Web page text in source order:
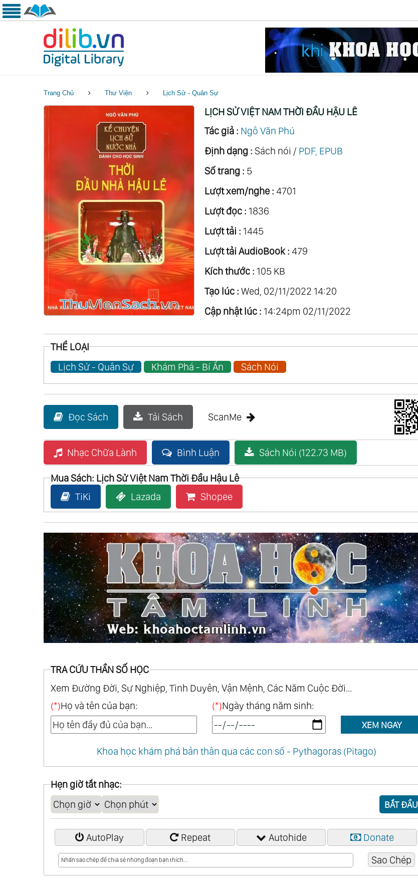
Trang Chủ Thư Viện Lịch Sử - Quân Sự
LỊCH SỬ VIỆT NAM THỜI ĐẦU HẬU LÊ
Tác giả : Ngô Văn Phú
Định dạng : Sách nói / PDF, EPUB
Số trang : 5
Lượt xem/nghe : 4701
Lượt đọc : 1836
Lượt tải : 1445
Lượt tải AudioBook : 479
Kích thước : 105 KB
Tạo lúc : Wed, 02/11/2022 14:20
Cập nhật lúc : 14:24pm 02/11/2022
THỂ LOẠI
Lịch Sử - Quân Sự
Khám Phá - Bí Ẩn Sách Nói
Đọc Sách Tải Sách ScanMe
Nhạc Chữa Lành Bình Luận Sách Nói (122.73 MB)
Mua Sách: Lịch Sử Việt Nam Thời Đầu Hậu Lê
TiKi
Lazada Shopee
TRA CỨU THẦN SỐ HỌC
Xem Đường Đời, Sự Nghiệp, Tình Duyên, Vận Mệnh, Các Năm Cuộc Đời...
(*)Họ và tên của bạn: (*)Ngày tháng năm sinh:
XEM NGAY
Khoa học khám phá bản thân qua các con số - Pythagoras (Pitago)
Hẹn giờ tắt nhạc:
BẮT ĐẦU
AutoPlay Repeat Autohide Donate